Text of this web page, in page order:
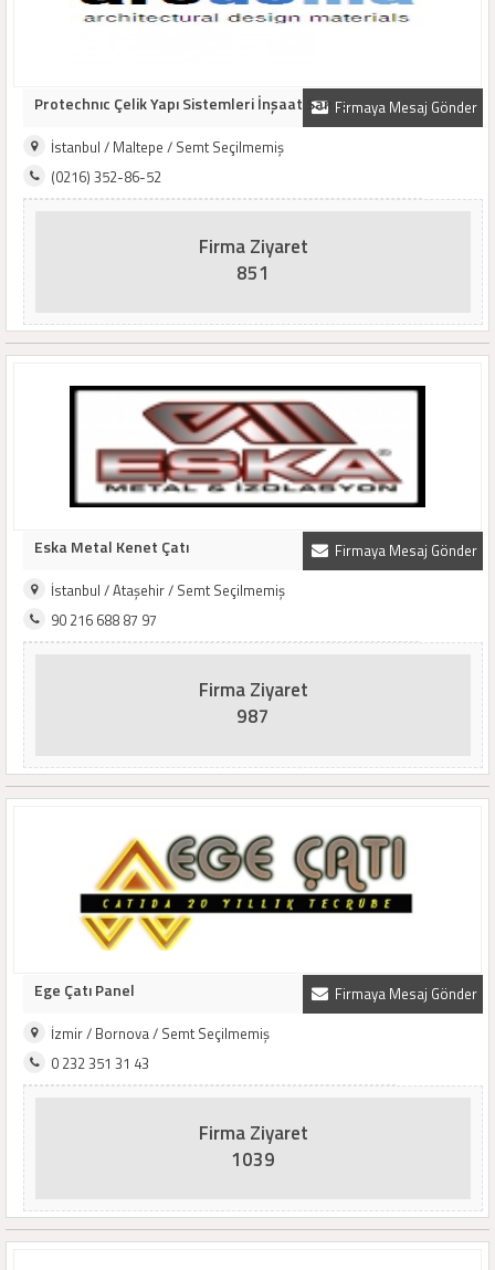
Firmaya Mesaj Gönder
Protechnıc Çelik Yapı Sistemleri İnşaat San. ..
İstanbul / Maltepe / Semt Seçilmemiş
(0216) 352-86-52
Firma Ziyaret
851
Firmaya Mesaj Gönder
Eska Metal Kenet Çatı
İstanbul / Ataşehir / Semt Seçilmemiş
90 216 688 87 97
Firma Ziyaret
987
Firmaya Mesaj Gönder
Ege Çatı Panel
İzmir / Bornova / Semt Seçilmemiş
0 232 351 31 43
Firma Ziyaret
1039